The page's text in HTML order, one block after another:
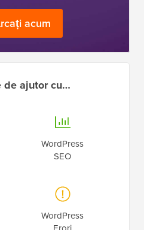
acum
de ajutor cu…
WordPress
SEO
WordPress